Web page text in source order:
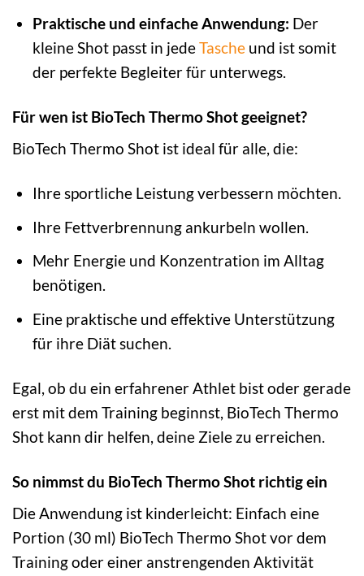
Praktische und einfache Anwendung: Der
kleine Shot passt in jedeTascheund ist somit
der perfekte Begleiter für unterwegs.
Für wen ist BioTech Thermo Shot geeignet?
BioTech Thermo Shot ist ideal für alle, die:
Ihre sportliche Leistung verbessern möchten.
Ihre Fettverbrennung ankurbeln wollen.
Mehr Energie und Konzentration im Alltag
benötigen.
Eine praktische und effektive Unterstützung
für ihre Diät suchen.
Egal, ob du ein erfahrener Athlet bist oder gerade
erst mit dem Training beginnst, BioTech Thermo
Shot kann dir helfen, deine Ziele zu erreichen.
So nimmst du BioTech Thermo Shot richtig ein
Die Anwendung ist kinderleicht: Einfach eine
Portion (30 ml) BioTech Thermo Shot vor dem
Training oder einer anstrengenden Aktivität